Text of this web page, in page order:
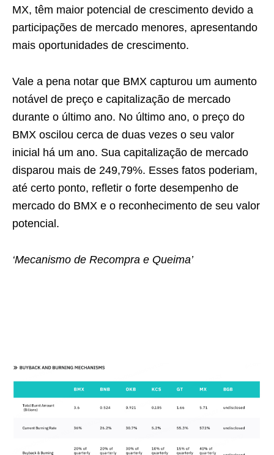
MX, têm maior potencial de crescimento devido a
participações de mercado menores, apresentando
mais oportunidades de crescimento.
Vale a pena notar que BMX capturou um aumento
notável de preço e capitalização de mercado
durante o último ano. No último ano, o preço do
BMX oscilou cerca de duas vezes o seu valor
inicial há um ano. Sua capitalização de mercado
disparou mais de 249,79%. Esses fatos poderiam,
até certo ponto, refletir o forte desempenho de
mercado do BMX e o reconhecimento de seu valor
potencial.
‘Mecanismo de Recompra e Queima’